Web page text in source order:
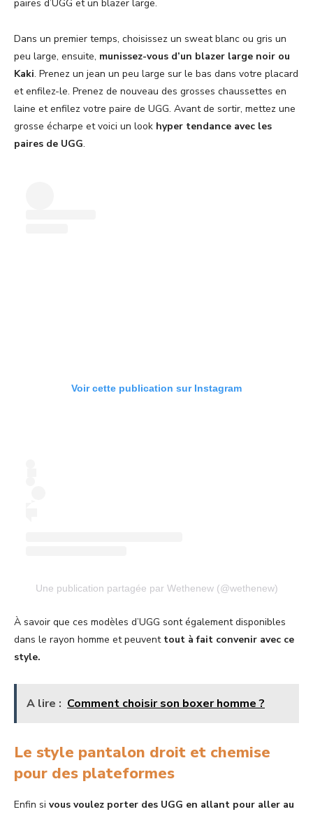
paires d’UGG et un blazer large.
Dans un premier temps, choisissez un sweat blanc ou gris un
peu large, ensuite, munissez-vous d’un blazer large noir ou
Kaki. Prenez un jean un peu large sur le bas dans votre placard
et enfilez-le. Prenez de nouveau des grosses chaussettes en
laine et enfilez votre paire de UGG. Avant de sortir, mettez une
grosse écharpe et voici un look hyper tendance avec les
paires de UGG.
Voir cette publication sur Instagram
Une publication partagée par Wethenew (@wethenew)
À savoir que ces modèles d’UGG sont également disponibles
dans le rayon homme et peuvent tout à fait convenir avec ce
style.
A lire : Comment choisir son boxer homme ?
Le style pantalon droit et chemise
pour des plateformes
Enfin si vous voulez porter des UGG en allant pour aller au